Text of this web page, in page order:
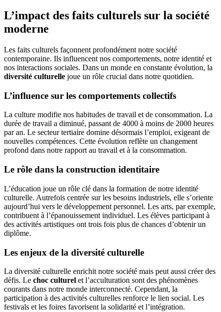
L’impact des faits culturels sur la société
moderne
Les faits culturels façonnent profondément notre société
contemporaine. Ils influencent nos comportements, notre identité et
nos interactions sociales. Dans un monde en constante évolution, la
diversité culturelle joue un rôle crucial dans notre quotidien.
L’influence sur les comportements collectifs
La culture modifie nos habitudes de travail et de consommation. La
durée de travail a diminué, passant de 4000 à moins de 2000 heures
par an. Le secteur tertiaire domine désormais l’emploi, exigeant de
nouvelles compétences. Cette évolution reflète un changement
profond dans notre rapport au travail et à la consommation.
Le rôle dans la construction identitaire
L’éducation joue un rôle clé dans la formation de notre identité
culturelle. Autrefois centrée sur les besoins industriels, elle s’oriente
aujourd’hui vers le développement personnel. Les arts, par exemple,
contribuent à l’épanouissement individuel. Les élèves participant à
des activités artistiques ont trois fois plus de chances d’obtenir un
diplôme.
Les enjeux de la diversité culturelle
La diversité culturelle enrichit notre société mais peut aussi créer des
défis. Le choc culturel et l’acculturation sont des phénomènes
courants dans notre monde interconnecté. Cependant, la
participation à des activités culturelles renforce le lien social. Les
festivals et les foires favorisent la solidarité et l’intégration.